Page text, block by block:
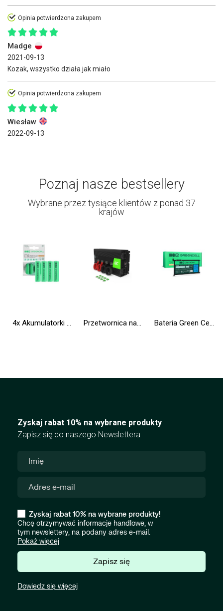
Opinia potwierdzona zakupem
Madge
2021-09-13
Kozak, wszystko działa jak miało
Opinia potwierdzona zakupem
Wiesław
2022-09-13
Poznaj nasze bestsellery
Wybrane przez tysiące klientów z ponad 37
krajów
4x Akumulatorki Paluszki AA R6 2600mAh Ni-MH Baterie do ładowania Green Cell Przetwornica napięcia Inwerter Green Cell® 12V na 230V 3000W/6000W Modyfikowana sinusoida Bateria Green Cell WDX0R WDXOR do Dell Inspiron 13 5368 5378 5379 14 5482 15 5565 5567 5568 5570 5578 5579 7560 7570
Zyskaj rabat 10% na wybrane produkty
Zapisz się do naszego Newslettera
Zyskaj rabat 10% na wybrane produkty!
Chcę otrzymywać informacje handlowe, w
tym newslettery, na podany adres e-mail.
Pokaż więcej
Zapisz się
Dowiedz się więcej